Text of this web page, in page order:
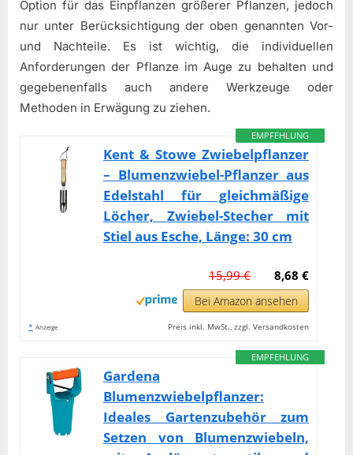
Option für das Einpflanzen größerer Pflanzen, jedoch
nur unter Berücksichtigung der oben genannten Vor-
und Nachteile. Es ist wichtig, die individuellen
Anforderungen der Pflanze im Auge zu behalten und
gegebenenfalls auch andere Werkzeuge oder
Methoden in Erwägung zu ziehen.
EMPFEHLUNG
Kent & Stowe Zwiebelpflanzer
– Blumenzwiebel-Pflanzer aus
Edelstahl für gleichmäßige
Löcher, Zwiebel-Stecher mit
Stiel aus Esche, Länge: 30 cm
8,68 €
15,99 €
Bei Amazon ansehen
* Anzeige Preis inkl. MwSt., zzgl. Versandkosten
EMPFEHLUNG
Gardena
Blumenzwiebelpflanzer:
Ideales Gartenzubehör zum
Setzen von Blumenzwiebeln,